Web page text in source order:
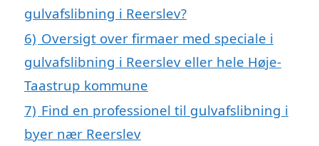
gulvafslibning i Reerslev?
6) Oversigt over firmaer med speciale i
gulvafslibning i Reerslev eller hele Høje-
Taastrup kommune
7) Find en professionel til gulvafslibning i
byer nær Reerslev